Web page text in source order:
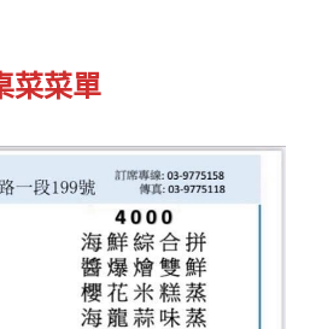
菜菜單